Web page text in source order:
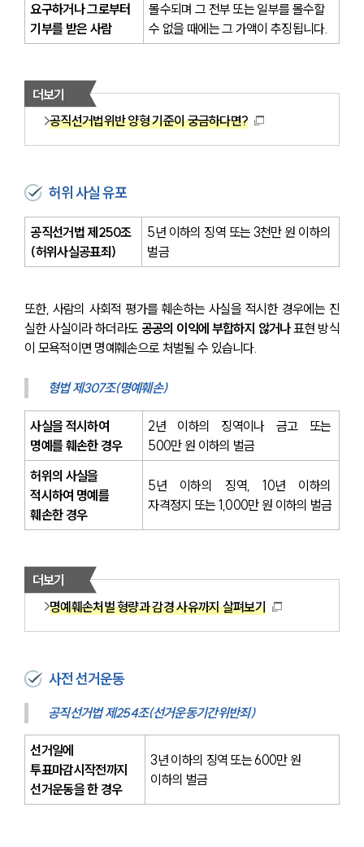
요구하거나 그로부터
기부를 받은 사람
몰수되며 그 전부 또는 일부를 몰수할
수 없을 때에는 그 가액이 추징됩니다.
더보기
공직선거법위반 양형 기준이 궁금하다면?
허위 사실 유포
공직선거법 제250조
(허위사실공표죄)
5년 이하의 징역 또는 3천만 원 이하의
벌금
또한, 사람의 사회적 평가를 훼손하는 사실을 적시한 경우에는 진
실한 사실이라 하더라도 공공의 이익에 부합하지 않거나 표현 방식
이 모욕적이면 명예훼손으로 처벌될 수 있습니다.
형법 제307조(명예훼손)
사실을 적시하여
명예를 훼손한 경우
2년 이하의 징역이나 금고 또는
500만 원 이하의 벌금
허위의 사실을
적시하여 명예를
훼손한 경우
5년 이하의 징역, 10년 이하의
자격정지 또는 1,000만 원 이하의 벌금
더보기
명예훼손처벌 형량과 감경 사유까지 살펴보기
사전 선거운동
공직선거법 제254조(선거운동기간위반죄)
선거일에
투표마감시작전까지
선거운동을 한 경우
3년 이하의 징역 또는 600만 원
이하의 벌금